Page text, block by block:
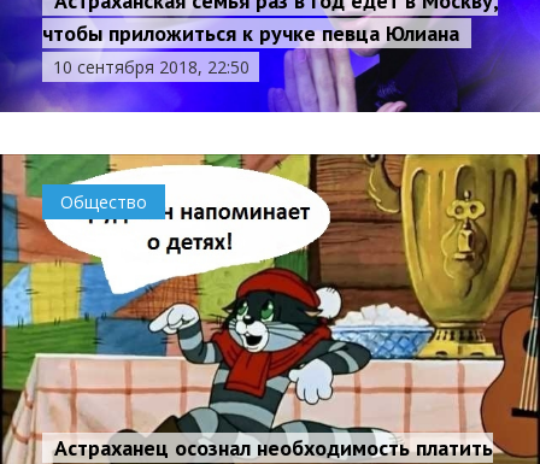
чтобы приложиться к ручке певца Юлиана
10 сентября 2018, 22:50
Общество
Астраханец осознал необходимость платить